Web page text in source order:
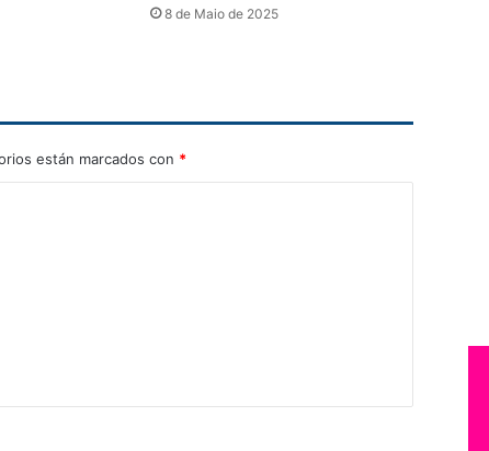
8 de Maio de 2025
están marcados con *